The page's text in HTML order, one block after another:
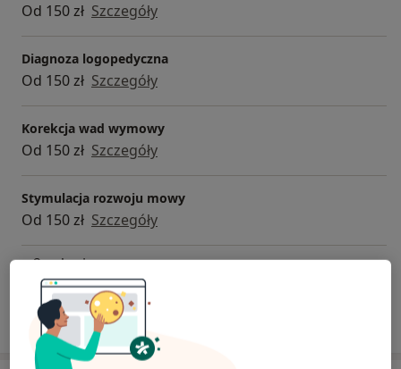
Od 150 zł Szczegóły
Diagnoza logopedyczna
Od 150 zł Szczegóły
Korekcja wad wymowy
Od 150 zł Szczegóły
Stymulacja rozwoju mowy
Od 150 zł Szczegóły
+ 2 usługi
W jaki sposób ustalane są ceny?